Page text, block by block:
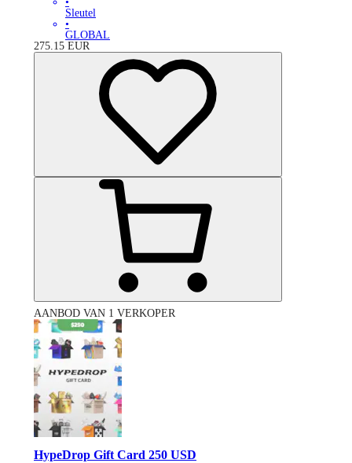
Sleutel
•
GLOBAL
275.15 EUR
AANBOD VAN 1 VERKOPER
HypeDrop Gift Card 250 USD